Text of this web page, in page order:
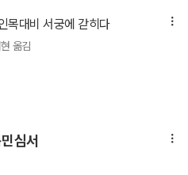
목대비 서궁에 갇히다
옮김
심서